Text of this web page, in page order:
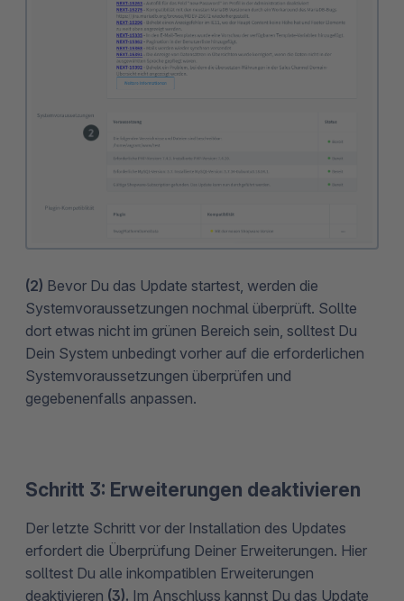
(2) Bevor Du das Update startest, werden die
Systemvoraussetzungen nochmal überprüft. Sollte
dort etwas nicht im grünen Bereich sein, solltest Du
Dein System unbedingt vorher auf die erforderlichen
Systemvoraussetzungen überprüfen und
gegebenenfalls anpassen.
Schritt 3: Erweiterungen deaktivieren
Der letzte Schritt vor der Installation des Updates
erfordert die Überprüfung Deiner Erweiterungen. Hier
solltest Du alle inkompatiblen Erweiterungen
deaktivieren (3). Im Anschluss kannst Du das Update